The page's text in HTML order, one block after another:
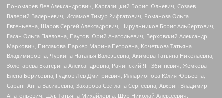
Пономарев Лев Александрович, Каргалицкий Борис Юльевич, Созаев
Валерий Валерьевич, Исламов Тимур Рифгатович, Романова Ольга
Евгеньевна, Щаров Сергей Алексадрович, Цирульников Борис Альбертович,
Гасан Ольга Павловна, Паутов Юрий Анатольевич, Верховский Александр
Маркович, Пислакова-Паркер Марина Петровна, Кочеткова Татьяна
Владимировна, Чуркина Наталья Валерьевна, Акимова Татьяна Николаевна,
Золотарева Екатерина Александровна, Рачинский Ян Збигневич, Жемкова
Елена Борисовна, Гудков Лев Дмитриевич, Илларионова Юлия Юрьевна,
Саранг Анна Васильевна, Захарова Светлана Сергеевна, Аверин Владимир
Анатольевич, Щур Татьяна Михайловна, Щур Николай Алексеевич,